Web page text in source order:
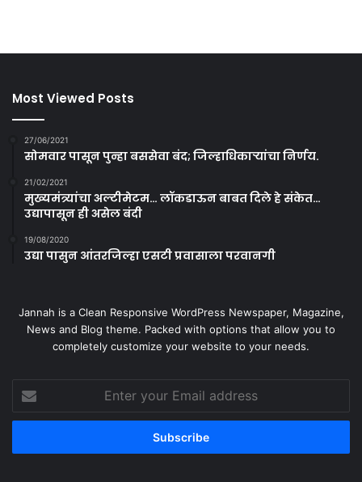
Most Viewed Posts
27/06/2021
सोमवार पासून पुन्हा बससेवा बंद; जिल्हाधिकाऱ्यांचा निर्णय.
21/02/2021
मुख्यमंत्र्यांचा अल्टीमेटम… लॉकडाऊन बाबत दिले हे संकेत…
उद्यापासून ही असेल बंदी
19/08/2020
उद्या पासुन आंतरजिल्हा एसटी प्रवासाला परवानगी
Jannah is a Clean Responsive WordPress Newspaper, Magazine,
News and Blog theme. Packed with options that allow you to
completely customize your website to your needs.
Enter
your
Email